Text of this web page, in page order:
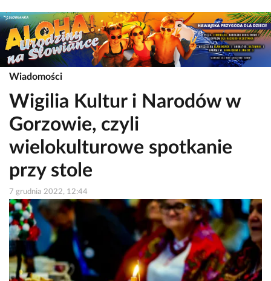
Wiadomości
Wigilia Kultur i Narodów w
Gorzowie, czyli
wielokulturowe spotkanie
przy stole
7 grudnia 2022, 12:44